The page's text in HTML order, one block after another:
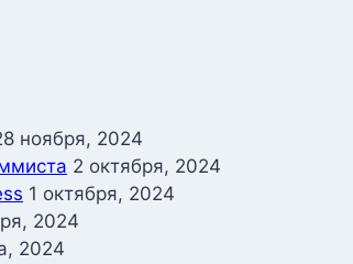
ноября, 2024
2 октября, 2024
1 октября, 2024
2024
2024